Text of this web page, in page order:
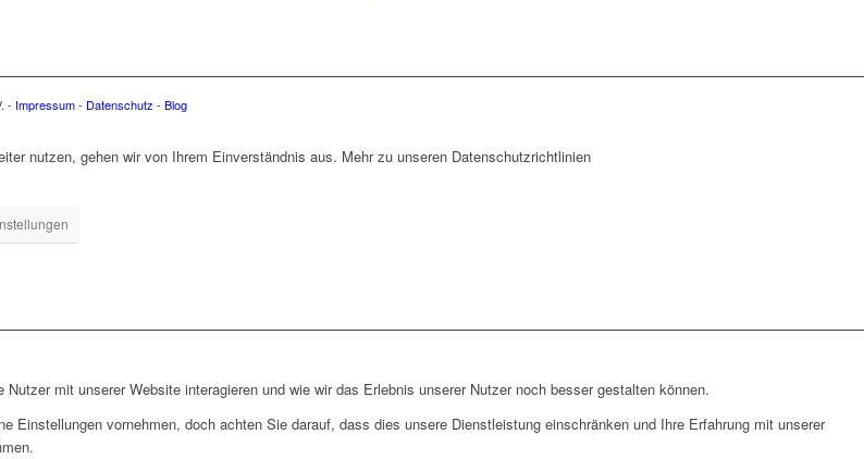
- Impressum- Datenschutz - Blog
nutzen, gehen wir von Ihrem Einverständnis aus. Mehr zu unseren Datenschutzrichtlinien
mit unserer Website interagieren und wie wir das Erlebnis unserer Nutzer noch besser gestalten können.
vornehmen, doch achten Sie darauf, dass dies unsere Dienstleistung einschränken und Ihre Erfahrung mit unserer